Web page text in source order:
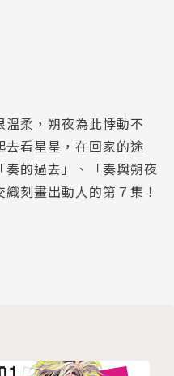
柔，朔夜為此悸動不
看星星，在回家的途
的過去」、「奏與朔夜
刻畫出動人的第７集！